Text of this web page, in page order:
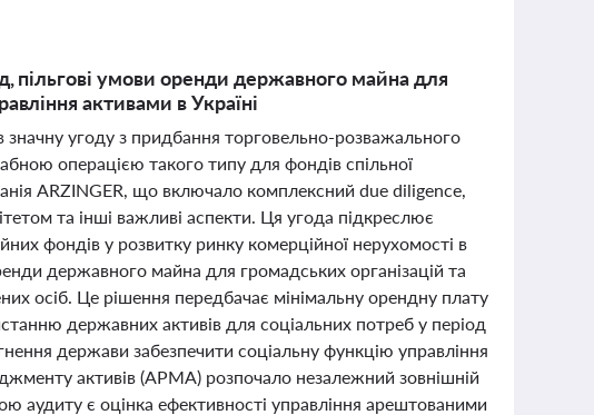
пільгові умови оренди державного майна для
активами в Україні
угоду з придбання торговельно-розважального
операцією такого типу для фондів спільної
ARZINGER, що включало комплексний due diligence,
та інші важливі аспекти. Ця угода підкреслює
фондів у розвитку ринку комерційної нерухомості в
державного майна для громадських організацій та
осіб. Це рішення передбачає мінімальну орендну плату
державних активів для соціальних потреб у період
держави забезпечити соціальну функцію управління
активів (АРМА) розпочало незалежний зовнішній
аудиту є оцінка ефективності управління арештованими